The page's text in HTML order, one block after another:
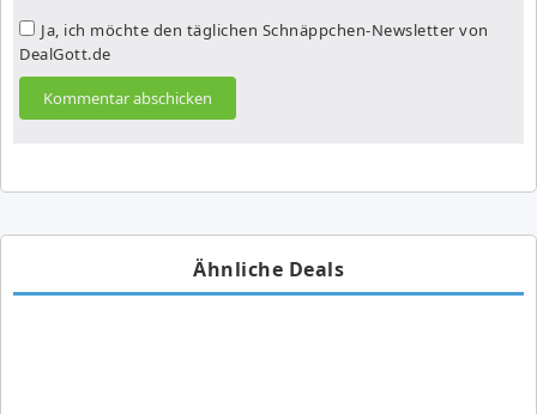
Ja, ich möchte den täglichen Schnäppchen-Newsletter von
DealGott.de
Ähnliche Deals